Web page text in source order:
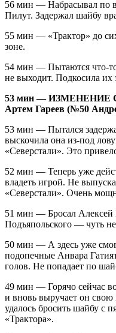
56 мин — Набрасывал по
Пилут. Задержал шайбу
55 мин — «Трактор» до
зоне.
54 мин — Пытаются что-
не выходит. Подкосила их
53 мин — ИЗМЕНЕНИЕ
Артем Гареев (№50
53 мин — Пытался
выскочила она из-под
«Северстали». Это
52 мин — Теперь уже
владеть игрой. Не
«Северстали». Очень
51 мин — Бросал Алексей
Подъяпольского — чуть
50 мин — А здесь уже
подопечные Анвара
голов. Не попадает по
49 мин — Горячо сейчас
и вновь выручает он свою
удалось бросить шайбу с
«Трактора».